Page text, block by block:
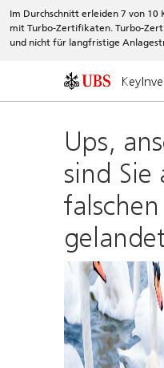
Im Durchschnitt erleiden 7 von
mit Turbo-Zertifikaten. Turbo-
und nicht für langfristige
Ups,
sind Sie
gelandet